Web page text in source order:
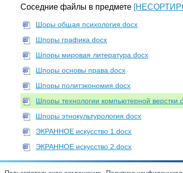
Соседние файлы в предмете
Шоры общая психология.docx
Шпоры графика.docx
Шпоры мировая литература.docx
Шпоры основы права.docx
Шпоры политэкономия.docx
Шпоры технологии компьютерной
Шпоры этнокультурология.docx
ЭКРАННОЕ искусство 1.docx
ЭКРАННОЕ искусство 2.docx